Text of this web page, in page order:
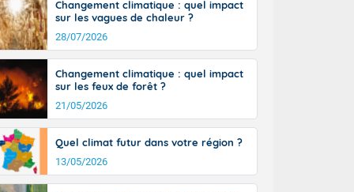
Aquitaine,
de-
sont
sont
un peu
pays en
Des
le Jura et
de
Changement climatique : quel impact
sur les vagues de chaleur ?
28/07/2026
Changement climatique : quel impact
sur les feux de forêt ?
21/05/2026
Quel climat futur dans votre région ?
13/05/2026